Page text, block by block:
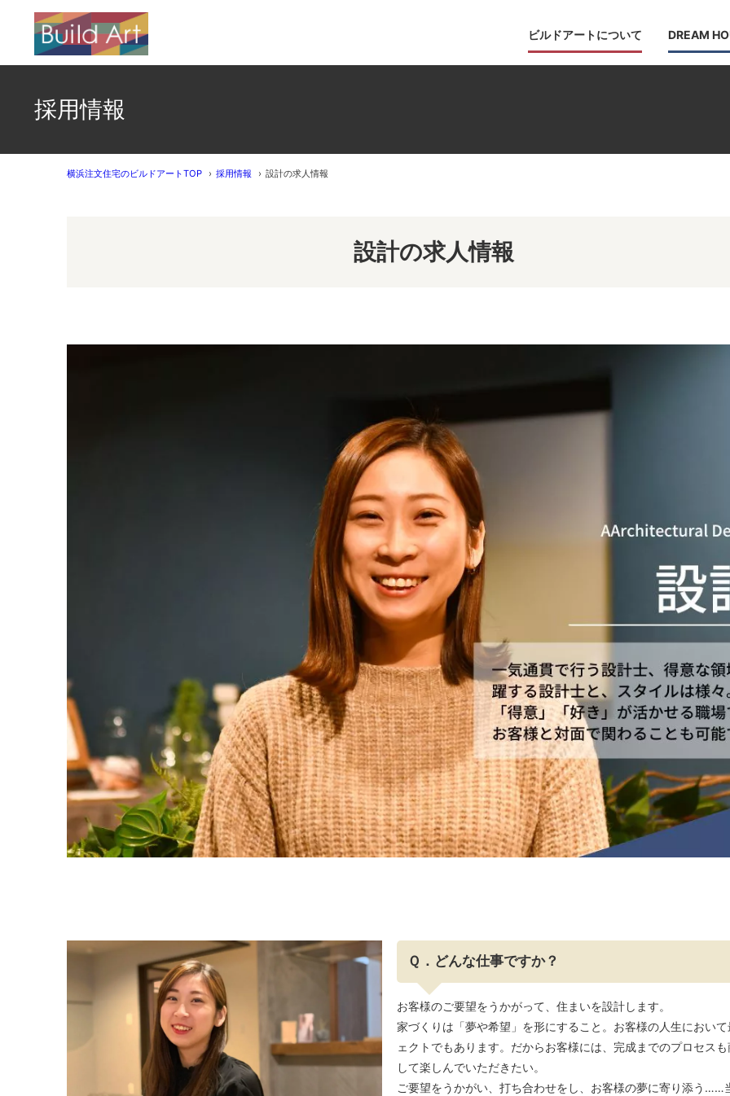
ビルドアートについて DREAM
採用情報
横浜注文住宅のビルドアートTOP 採用情報 設計の求人情報
設計の求人情報
Ｑ．どんな仕事ですか？
お客様のご要望をうかがって、住まいを設計します。
家づくりは「夢や希望」を形にすること。お客様の人生におい
ェクトでもあります。だからお客様には、完成までのプロセス
して楽しんでいただきたい。
ご要望をうかがい、打ち合わせをし、お客様の夢に寄り添う……